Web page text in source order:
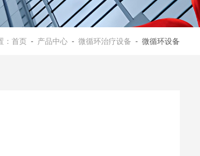
： 首页 - 产品中心- 微循环治疗设备 - 微循环设备